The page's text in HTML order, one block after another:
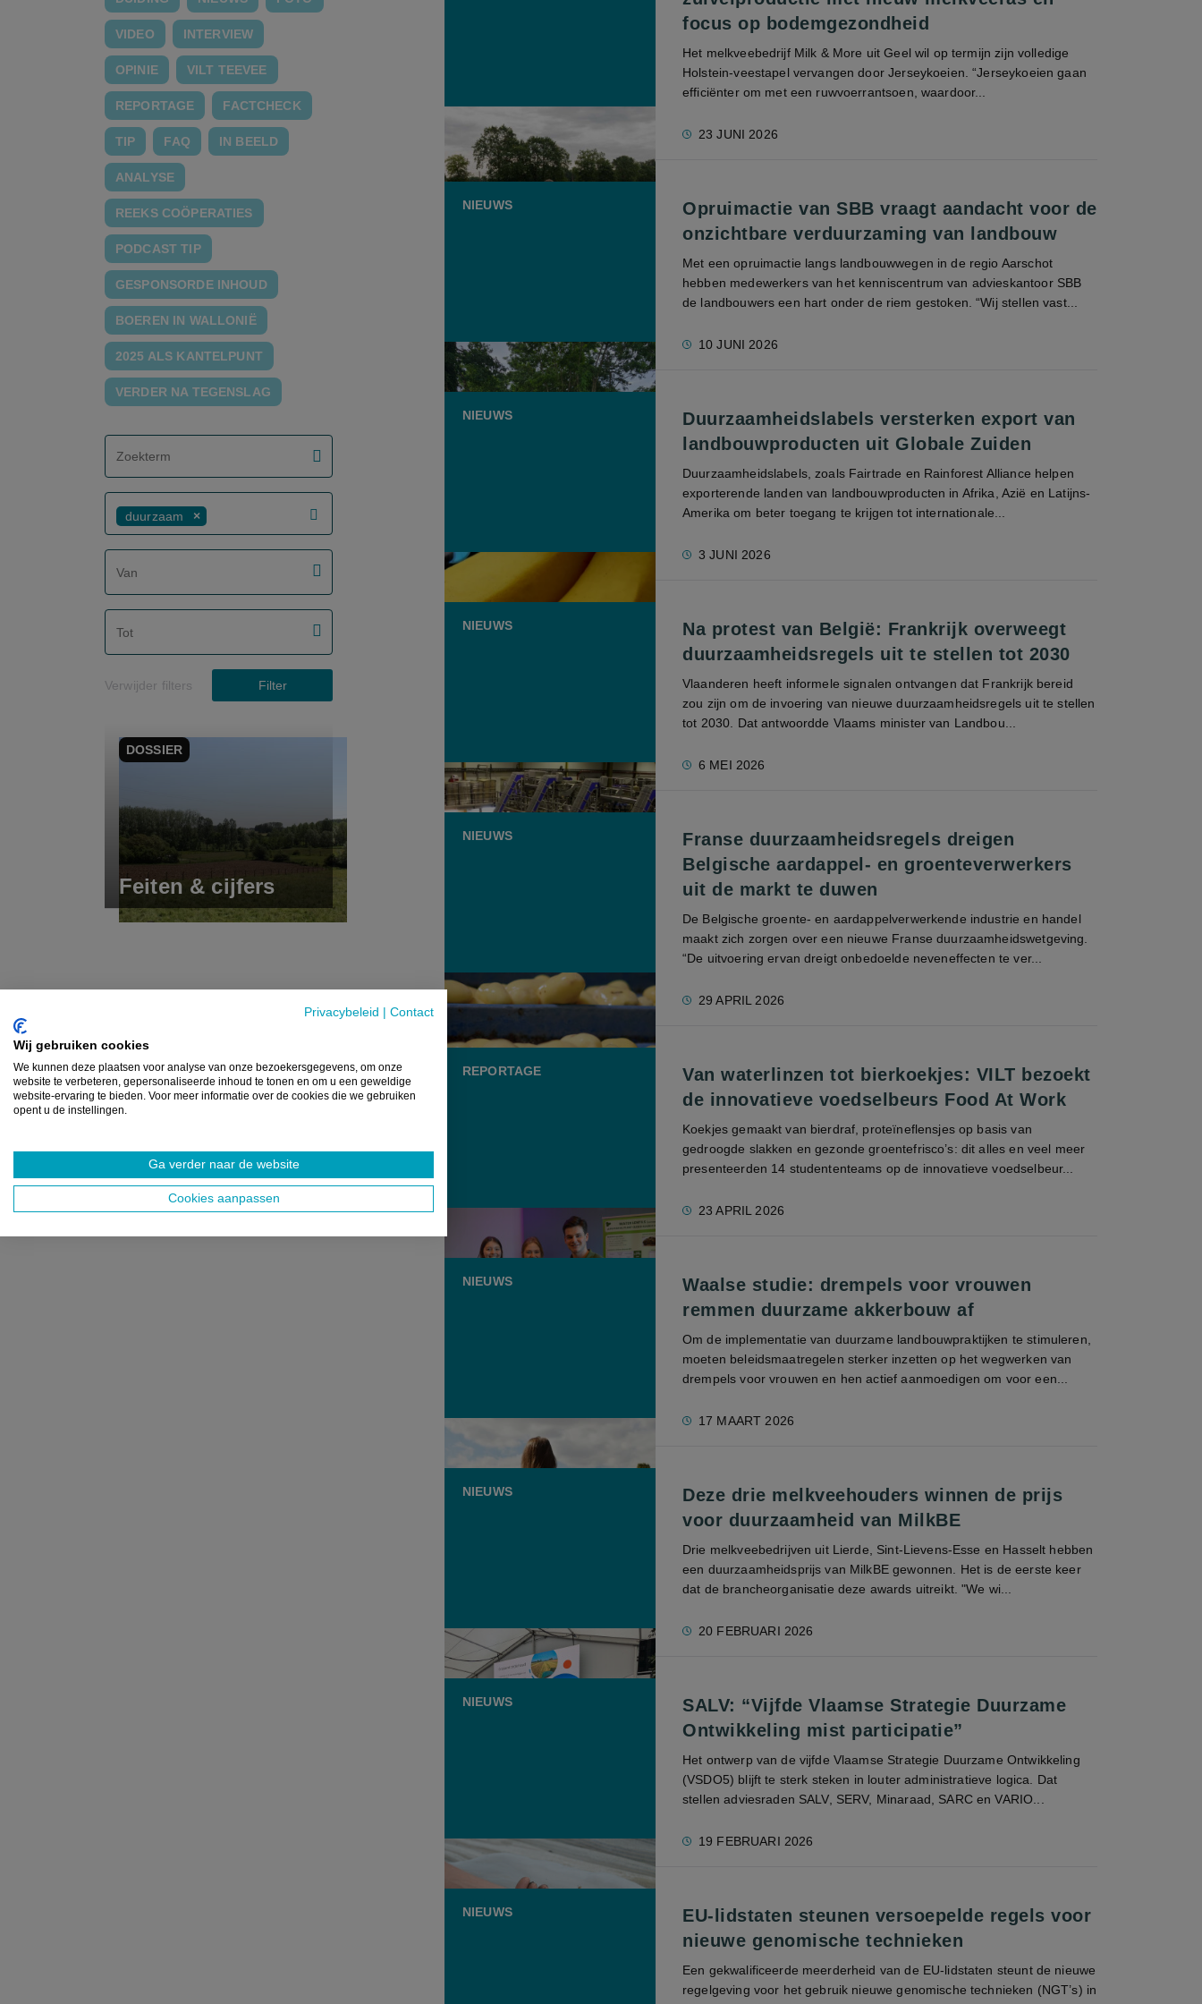
Privacybeleid | Contact
Wij gebruiken cookies
We kunnen deze plaatsen voor analyse van onze bezoekersgegevens, om onze
website te verbeteren, gepersonaliseerde inhoud te tonen en om u een geweldige
website-ervaring te bieden. Voor meer informatie over de cookies die we gebruiken
opent u de instellingen.
Ga verder naar de website
Cookies aanpassen
VIDEO INTERVIEW
OPINIE VILT TEEVEE
REPORTAGE FACTCHECK
TIP FAQ IN BEELD
ANALYSE
REEKS COÖPERATIES
PODCAST TIP
GESPONSORDE INHOUD
BOEREN IN WALLONIË
2025 ALS KANTELPUNT
VERDER NA TEGENSLAG
screenreader.filter search label
duurzaam
screenreader.filter from date label
screenreader.filter to date label
Verwijder filters Filter
DOSSIER
Feiten & cijfers
focus op bodemgezondheid
Het melkveebedrijf Milk & More uit Geel wil op termijn zijn volledige
Holstein-veestapel vervangen door Jerseykoeien. “Jerseykoeien gaan
efficiënter om met een ruwvoerrantsoen, waardoor...
23 JUNI 2026
Opruimactie van SBB vraagt aandacht voor de
onzichtbare verduurzaming van landbouw
Met een opruimactie langs landbouwwegen in de regio Aarschot
hebben medewerkers van het kenniscentrum van advieskantoor SBB
de landbouwers een hart onder de riem gestoken. “Wij stellen vast...
10 JUNI 2026
NIEUWS
Duurzaamheidslabels versterken export van
landbouwproducten uit Globale Zuiden
Duurzaamheidslabels, zoals Fairtrade en Rainforest Alliance helpen
exporterende landen van landbouwproducten in Afrika, Azië en Latijns-
Amerika om beter toegang te krijgen tot internationale...
3 JUNI 2026
NIEUWS
Na protest van België: Frankrijk overweegt
duurzaamheidsregels uit te stellen tot 2030
Vlaanderen heeft informele signalen ontvangen dat Frankrijk bereid
zou zijn om de invoering van nieuwe duurzaamheidsregels uit te stellen
tot 2030. Dat antwoordde Vlaams minister van Landbou...
6 MEI 2026
NIEUWS
Franse duurzaamheidsregels dreigen
Belgische aardappel- en groenteverwerkers
uit de markt te duwen
De Belgische groente- en aardappelverwerkende industrie en handel
maakt zich zorgen over een nieuwe Franse duurzaamheidswetgeving.
“De uitvoering ervan dreigt onbedoelde neveneffecten te ver...
29 APRIL 2026
NIEUWS
Van waterlinzen tot bierkoekjes: VILT bezoekt
de innovatieve voedselbeurs Food At Work
Koekjes gemaakt van bierdraf, proteïneflensjes op basis van
gedroogde slakken en gezonde groentefrisco’s: dit alles en veel meer
presenteerden 14 studententeams op de innovatieve voedselbeur...
23 APRIL 2026
REPORTAGE
Waalse studie: drempels voor vrouwen
remmen duurzame akkerbouw af
Om de implementatie van duurzame landbouwpraktijken te stimuleren,
moeten beleidsmaatregelen sterker inzetten op het wegwerken van
drempels voor vrouwen en hen actief aanmoedigen om voor een...
17 MAART 2026
NIEUWS
Deze drie melkveehouders winnen de prijs
voor duurzaamheid van MilkBE
Drie melkveebedrijven uit Lierde, Sint-Lievens-Esse en Hasselt hebben
een duurzaamheidsprijs van MilkBE gewonnen. Het is de eerste keer
dat de brancheorganisatie deze awards uitreikt. "We wi...
20 FEBRUARI 2026
NIEUWS
SALV: “Vijfde Vlaamse Strategie Duurzame
Ontwikkeling mist participatie”
Het ontwerp van de vijfde Vlaamse Strategie Duurzame Ontwikkeling
(VSDO5) blijft te sterk steken in louter administratieve logica. Dat
stellen adviesraden SALV, SERV, Minaraad, SARC en VARIO...
19 FEBRUARI 2026
NIEUWS
EU-lidstaten steunen versoepelde regels voor
nieuwe genomische technieken
Een gekwalificeerde meerderheid van de EU-lidstaten steunt de nieuwe
regelgeving voor het gebruik nieuwe genomische technieken (NGT’s) in
NIEUWS